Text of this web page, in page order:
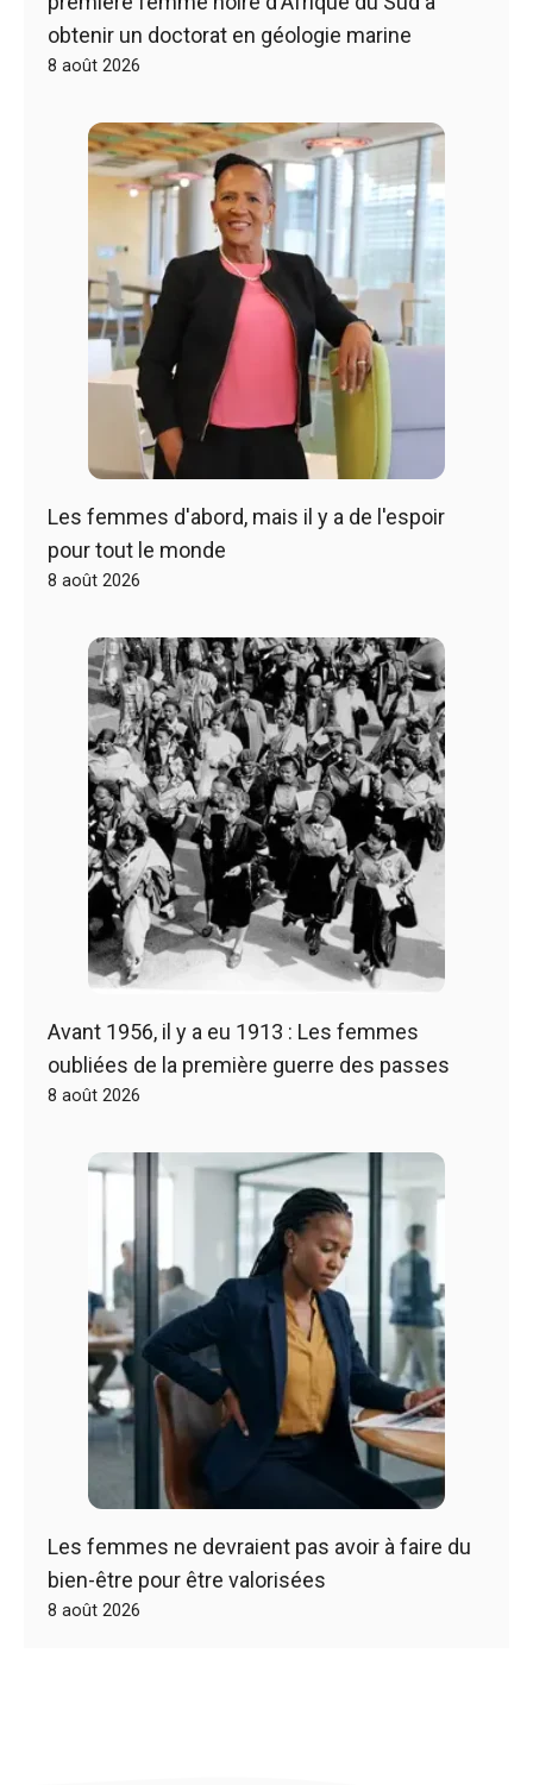
obtenir un doctorat en géologie marine
8 août 2026
Les femmes d'abord, mais il y a de l'espoir
pour tout le monde
8 août 2026
Avant 1956, il y a eu 1913 : Les femmes
oubliées de la première guerre des passes
8 août 2026
Les femmes ne devraient pas avoir à faire du
bien-être pour être valorisées
8 août 2026